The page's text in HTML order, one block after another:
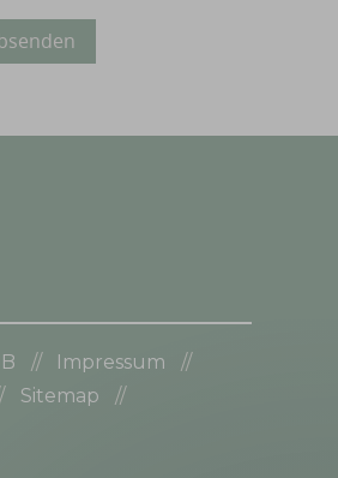
Impressum
Sitemap